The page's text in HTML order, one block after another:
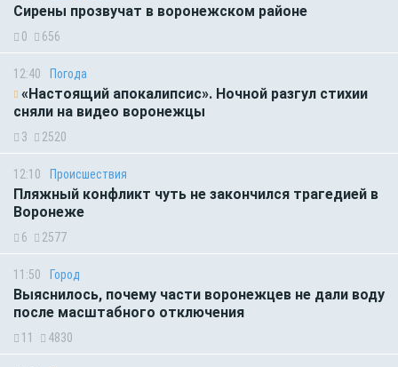
Сирены прозвучат в воронежском районе
0 656
12:40 Погода
«Настоящий апокалипсис». Ночной разгул стихии
сняли на видео воронежцы
3 2520
12:10 Происшествия
Пляжный конфликт чуть не закончился трагедией в
Воронеже
6 2577
11:50 Город
Выяснилось, почему части воронежцев не дали воду
после масштабного отключения
11 4830